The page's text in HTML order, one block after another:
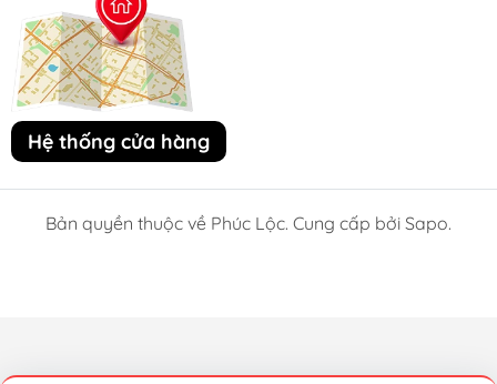
Hệ thống cửa hàng
Bản quyền thuộc về Phúc Lộc. Cung cấp bởi Sapo.